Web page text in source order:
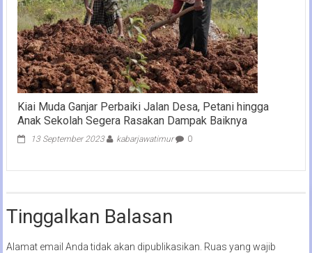
Kiai Muda Ganjar Perbaiki Jalan Desa, Petani hingga
Anak Sekolah Segera Rasakan Dampak Baiknya
13 September 2023 kabarjawatimur 0
Tinggalkan Balasan
Alamat email Anda tidak akan dipublikasikan. Ruas yang wajib